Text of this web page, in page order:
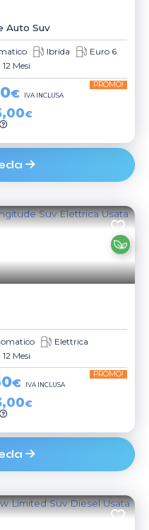
Auto Suv
Ibrida
Euro 6
Mesi
€
PROMO!
IVA INCLUSA
€
Elettrica
Mesi
€
PROMO!
IVA INCLUSA
€